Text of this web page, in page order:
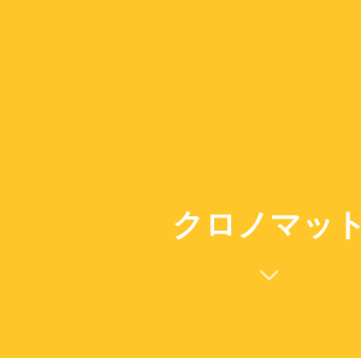
クロノマット